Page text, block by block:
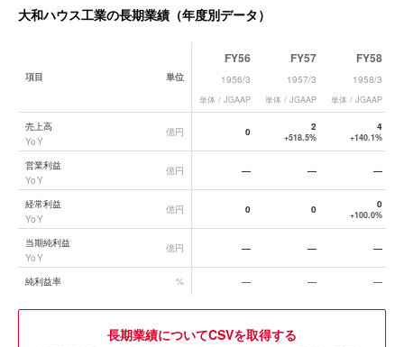
大和ハウス工業の長期業績（年度別データ）
大和ハウス工業
項目 単位
FY56
1956/3
単体 / JGAAP
FY57
1957/3
単体 / JGAAP
FY58
1958/3
単体 / JGAAP
売上高
YoY
億円 0 2
+518.5%
4
+140.1%
営業利益
YoY
億円 — — —
経常利益
YoY
億円 0 0 0
+100.0%
当期純利益
YoY
億円 — — —
純利益率 % — — —
長期業績についてCSVを取得する